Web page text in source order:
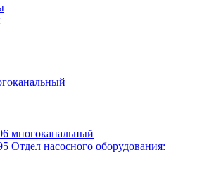
многоканальный
Отдел насосного оборудования: